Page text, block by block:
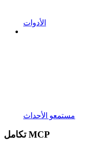
الأدوات
مستمعو الأحداث
تكامل MCP